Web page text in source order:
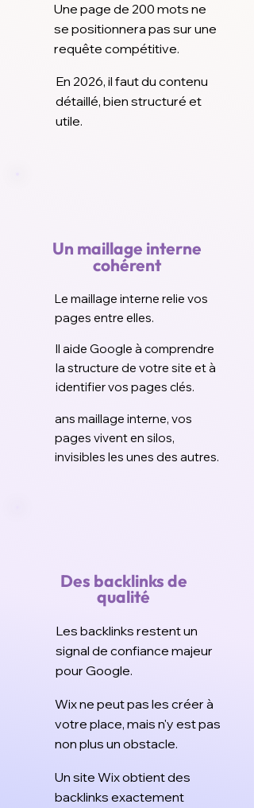
Une page de 200 mots ne
se positionnera pas sur une
requête compétitive.
En 2026, il faut du contenu
détaillé, bien structuré et
utile.
Un maillage interne
cohérent
Le maillage interne relie vos
pages entre elles.
Il aide Google à comprendre
la structure de votre site et à
identifier vos pages clés.
ans maillage interne, vos
pages vivent en silos,
invisibles les unes des autres.
Des backlinks de
qualité
Les backlinks restent un
signal de confiance majeur
pour Google.
Wix ne peut pas les créer à
votre place, mais n'y est pas
non plus un obstacle.
Un site Wix obtient des
backlinks exactement